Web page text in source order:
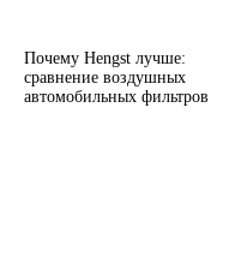
Почему Hengst лучше:
сравнение воздушных
автомобильных фильтров